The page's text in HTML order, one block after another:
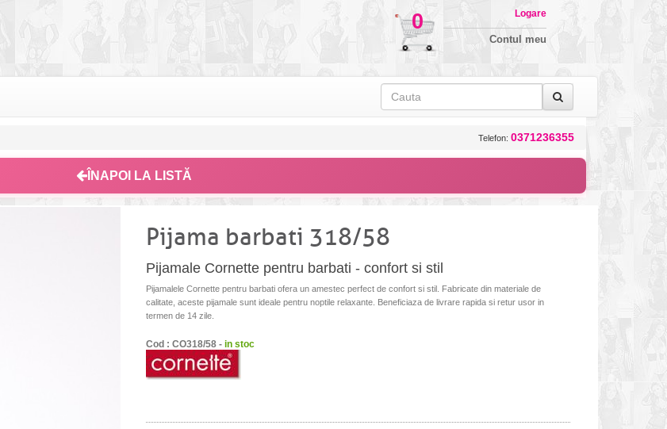
0 Logare
Contul meu
Telefon: 0371236355
ÎNAPOI LA LISTĂ
Pijama barbati 318/58
Pijamale Cornette pentru barbati - confort si stil
Pijamalele Cornette pentru barbati ofera un amestec perfect de confort si stil. Fabricate din materiale de
calitate, aceste pijamale sunt ideale pentru noptile relaxante. Beneficiaza de livrare rapida si retur usor in
termen de 14 zile.
Cod : CO318/58 - in stoc